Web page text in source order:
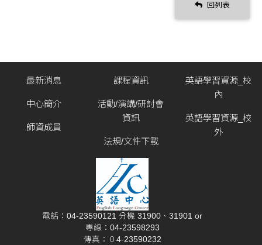
回列表
最新消息
中心簡介
師資成員
課程資訊
活動/演講/研討會
資訊
法規/文件下載
英語學習資源_校
內
英語學習資源_校
外
電話：04-23590121 分機 31900、31901 or
專線：04-23598293
傳真：０4-23590232